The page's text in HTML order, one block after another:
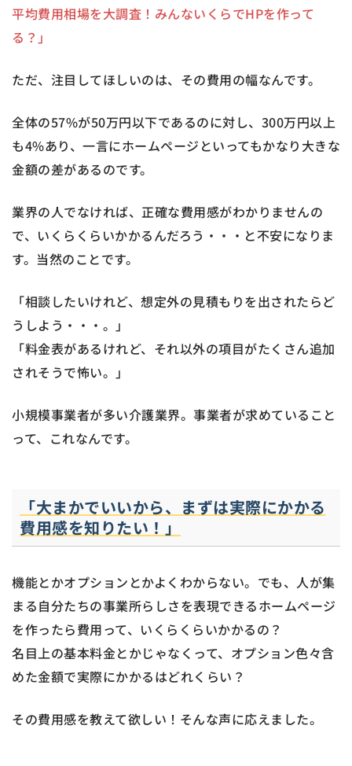
平均費用相場を大調査！みんないくらでHPを作って
る？」
ただ、注目してほしいのは、その費用の幅なんです。
全体の57%が50万円以下であるのに対し、300万円以上
も4%あり、一言にホームページといってもかなり大きな
金額の差があるのです。
業界の人でなければ、正確な費用感がわかりませんの
で、いくらくらいかかるんだろう・・・と不安になりま
す。当然のことです。
「相談したいけれど、想定外の見積もりを出されたらど
うしよう・・・。」
「料金表があるけれど、それ以外の項目がたくさん追加
されそうで怖い。」
小規模事業者が多い介護業界。事業者が求めていること
って、これなんです。
「大まかでいいから、まずは実際にかかる
費用感を知りたい！」
機能とかオプションとかよくわからない。でも、人が集
まる自分たちの事業所らしさを表現できるホームページ
を作ったら費用って、いくらくらいかかるの？
名目上の基本料金とかじゃなくって、オプション色々含
めた金額で実際にかかるはどれくらい？
その費用感を教えて欲しい！そんな声に応えました。